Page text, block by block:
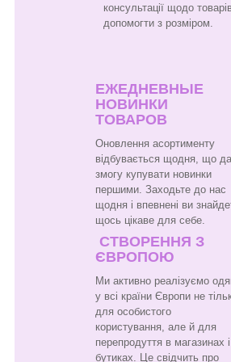
консультації щодо
допомогти з розміром.
ЕЖЕДНЕВНЫЕ
НОВИНКИ
ТОВАРОВ
Оновлення асортименту
відбувається щодня, що
змогу купувати новинки
першими. Заходьте до нас
щодня і впевнені ви
щось цікаве для себе.
СТВОРЕННЯ З
ЄВРОПОЮ
Ми активно реалізуємо
у всі країни Європи не
для особистого
користування, але й для
перепродуття в магазинах і
бутиках. Це свідчить про